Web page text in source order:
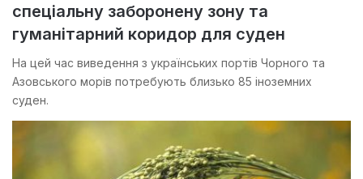
спеціальну заборонену зону та
гуманітарний коридор для суден
На цей час виведення з українських портів Чорного та
Азовського морів потребують близько 85 іноземних
суден.